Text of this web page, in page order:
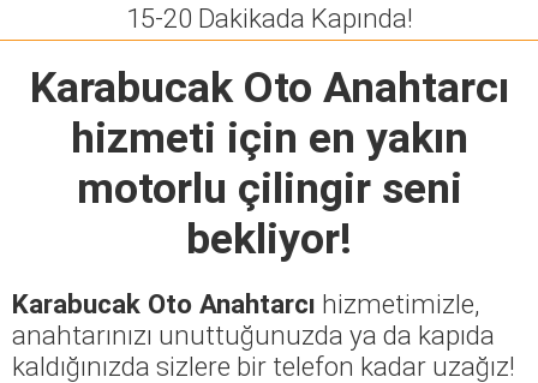
15-20 Dakikada Kapında!
Karabucak Oto Anahtarcı
hizmeti için en yakın
motorlu çilingir seni
bekliyor!
Karabucak Oto Anahtarcı hizmetimizle,
anahtarınızı unuttuğunuzda ya da kapıda
kaldığınızda sizlere bir telefon kadar uzağız!